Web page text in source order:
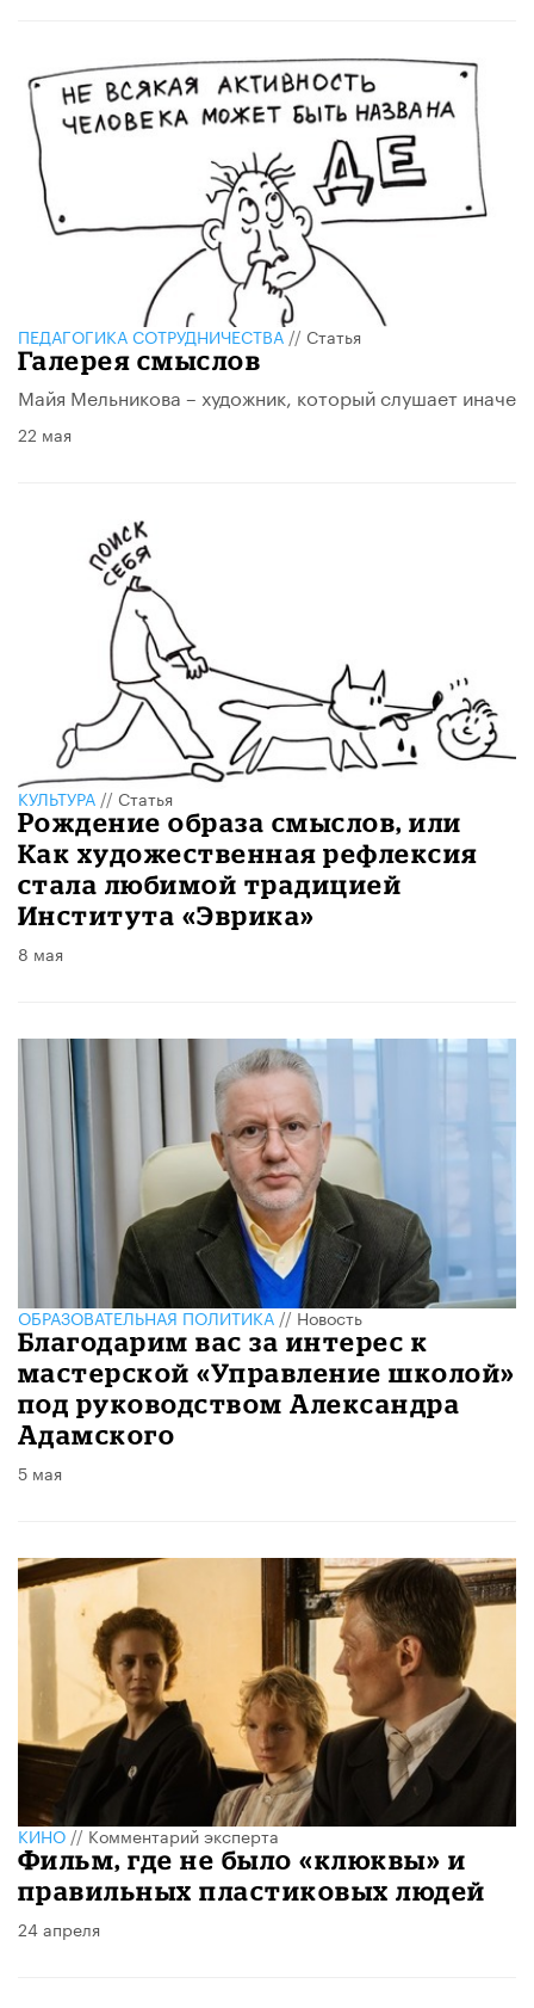
ПЕДАГОГИКА СОТРУДНИЧЕСТВА// Статья
Галерея смыслов
Майя Мельникова – художник, который слушает иначе
22 мая
КУЛЬТУРА // Статья
Рождение образа смыслов, или
Как художественная рефлексия
стала любимой традицией
Института «Эврика»
8 мая
ОБРАЗОВАТЕЛЬНАЯ ПОЛИТИКА//Новость
Благодарим вас за интерес к
мастерской «Управление школой»
под руководством Александра
Адамского
5 мая
КИНО//Комментарий эксперта
Фильм, где не было «клюквы» и
правильных пластиковых людей
24 апреля